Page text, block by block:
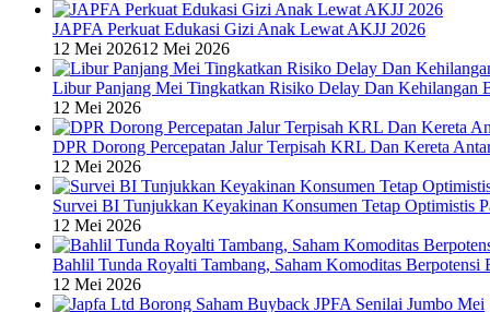
JAPFA Perkuat Edukasi Gizi Anak Lewat AKJJ 2026
12 Mei 202612 Mei 2026
Libur Panjang Mei Tingkatkan Risiko Delay Dan Kehilangan
12 Mei 2026
DPR Dorong Percepatan Jalur Terpisah KRL Dan Kereta
12 Mei 2026
Survei BI Tunjukkan Keyakinan Konsumen Tetap Optimistis
12 Mei 2026
Bahlil Tunda Royalti Tambang, Saham Komoditas Berpotensi
12 Mei 2026